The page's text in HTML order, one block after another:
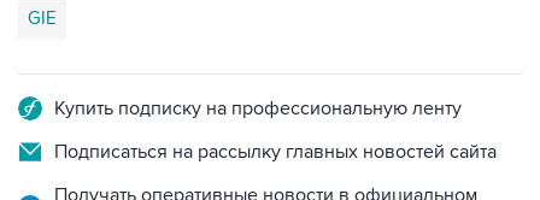
GIE
Купить подписку на профессиональную ленту
Подписаться на рассылку главных новостей сайта